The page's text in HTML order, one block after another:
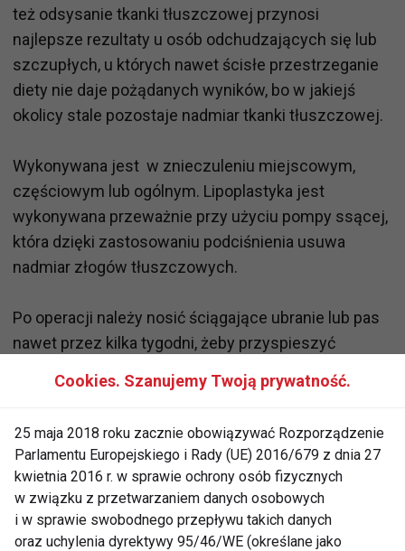
też odsysanie tkanki tłuszczowej przynosi
najlepsze rezultaty u osób odchudzających się lub
szczupłych, u których nawet ścisłe przestrzeganie
diety nie daje pożądanych wyników, bo w jakiejś
okolicy stale pozostaje nadmiar tkanki tłuszczowej.
Wykonywana jest w znieczuleniu miejscowym,
częściowym lub ogólnym. Lipoplastyka jest
wykonywana przeważnie przy użyciu pompy ssącej,
która dzięki zastosowaniu podciśnienia usuwa
nadmiar złogów tłuszczowych.
Po operacji należy nosić ściągające ubranie lub pas
nawet przez kilka tygodni, żeby przyspieszyć
Powrotu do pracy można spodziewać się po upływie
www.fit.pl
Cookies. Szanujemy Twoją prywatność.
25 maja 2018 roku zacznie obowiązywać Rozporządzenie
Parlamentu Europejskiego i Rady (UE) 2016/679 z dnia 27
kwietnia 2016 r. w sprawie ochrony osób fizycznych
w związku z przetwarzaniem danych osobowych
i w sprawie swobodnego przepływu takich danych
oraz uchylenia dyrektywy 95/46/WE (określane jako